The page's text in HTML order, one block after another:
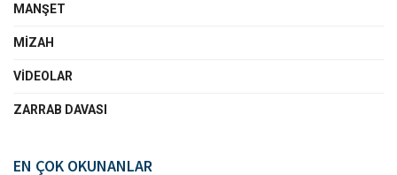
MANŞET
MIZAH
VIDEOLAR
ZARRAB DAVASI
EN ÇOK OKUNANLAR